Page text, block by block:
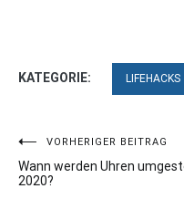
KATEGORIE: LIFEHACKS
Beitragsnavigation
VORHERIGER BEITRAG
Wann werden Uhren
2020?